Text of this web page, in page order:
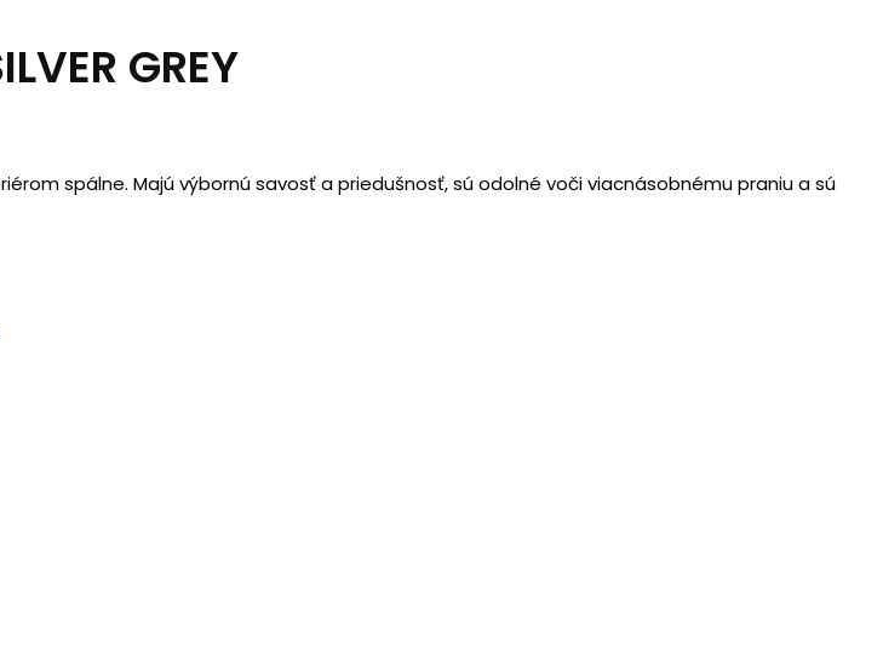
GREY
spálne. Majú výbornú savosť a priedušnosť, sú odolné voči viacnásobnému praniu a sú